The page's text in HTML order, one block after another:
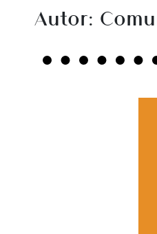
Autor: